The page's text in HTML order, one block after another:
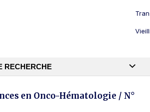
RECHERCHE
en Onco-Hématologie / N°